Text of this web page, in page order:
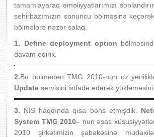
tamamlayaraq əməliyyatlarımızı
sehirbazımızın sonuncu bölməsinə keçərək
bölmələrə nəzər salaq.
1. Define deployment option
davam edirik.
2.Bu bölmədən TMG 2010-nun öz
Update servisini istfadə edərək yükləməsini
3. NİS haqqında qısa bəhs etmişdik.
System TMG 2010– nun əsas
2010 şirkətimizin şəbəkəsinə